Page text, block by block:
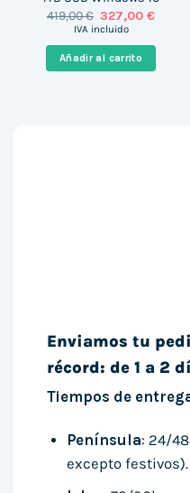
419,00€ El
precio
era:
419,00 €.
327,00€El
es:
327,00
IVA incluido
Añadir al carrito
Enviamos tu
récord: de 1 a 2
Tiempos de
Península: 24/
excepto festivos).